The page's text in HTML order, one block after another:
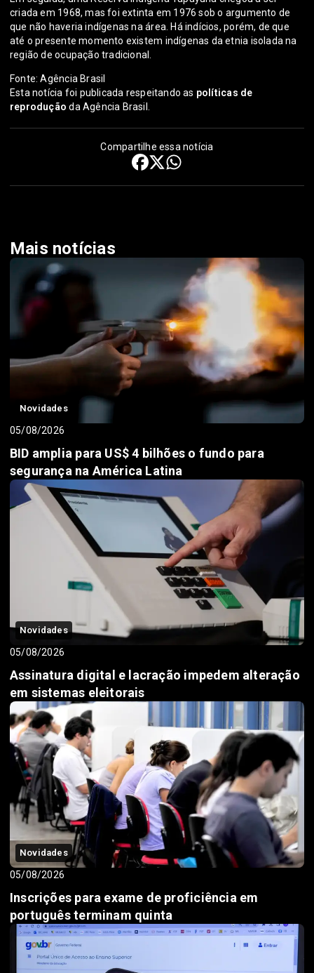
criada em 1968, mas foi extinta em 1976 sob o argumento de
que não haveria indígenas na área. Há indícios, porém, de que
até o presente momento existem indígenas da etnia isolada na
região de ocupação tradicional.
Fonte: Agência Brasil
Esta notícia foi publicada respeitando as políticas de
reprodução da Agência Brasil.
Compartilhe essa notícia
Mais notícias
Novidades
05/08/2026
BID amplia para US$ 4 bilhões o fundo para
segurança na América Latina
Novidades
05/08/2026
Assinatura digital e lacração impedem alteração
em sistemas eleitorais
Novidades
05/08/2026
Inscrições para exame de proficiência em
português terminam quinta